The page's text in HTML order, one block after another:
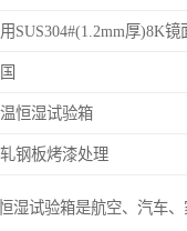
SUS304#(1.2mm厚)8K镜
恒湿试验箱
钢板烤漆处理
湿试验箱是航空、汽车